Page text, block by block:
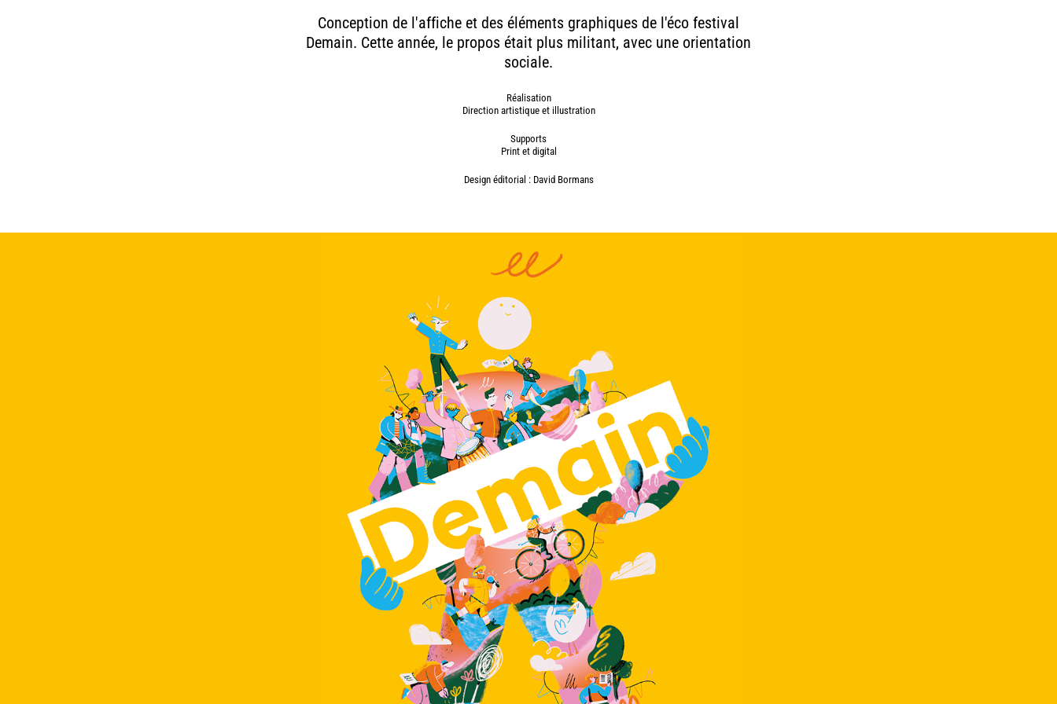
Conception de l'affiche et des éléments graphiques de l'éco festival
Demain. Cette année, le propos était plus militant, avec une orientation
sociale.
Réalisation
Direction artistique et illustration
Supports
Print et digital
Design éditorial : David Bormans